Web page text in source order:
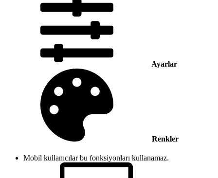
Ayarlar
Renkler
Mobil kullanıcılar bu fonksiyonları kullanamaz.